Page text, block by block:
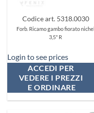
Codice art. 5318.0030
Forb. Ricamo gambo fiorato nichel
3,5" R
Login to see prices
ACCEDI PER
VEDERE I PREZZI
E ORDINARE